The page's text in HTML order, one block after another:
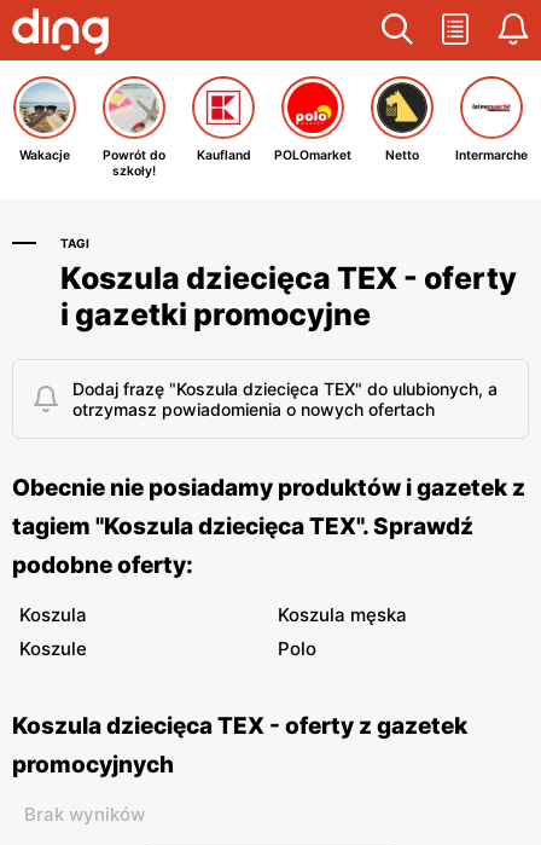
Wakacje
Powrót do
szkoły!
Kaufland POLOmarket Netto Intermarche
TAGI
Koszula dziecięca TEX - oferty
i gazetki promocyjne
Dodaj frazę "Koszula dziecięca TEX" do ulubionych, a
otrzymasz powiadomienia o nowych ofertach
Obecnie nie posiadamy produktów i gazetek z
tagiem "Koszula dziecięca TEX". Sprawdź
podobne oferty:
Koszula
Koszula męska
Koszule
Polo
Koszula dziecięca TEX - oferty z gazetek
promocyjnych
Brak wyników